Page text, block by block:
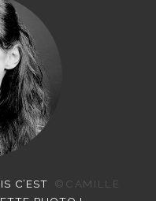
C’EST
©CAMILLE